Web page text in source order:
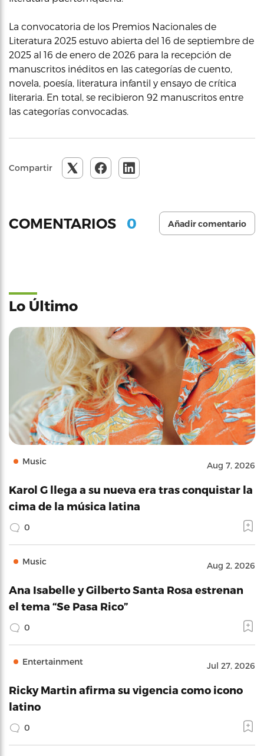
La convocatoria de los Premios Nacionales de
Literatura 2025 estuvo abierta del 16 de septiembre de
2025 al 16 de enero de 2026 para la recepción de
manuscritos inéditos en las categorías de cuento,
novela, poesía, literatura infantil y ensayo de crítica
literaria. En total, se recibieron 92 manuscritos entre
las categorías convocadas.
Compartir
COMENTARIOS 0 Añadir comentario
Lo Último
Music Aug 7, 2026
Karol G llega a su nueva era tras conquistar la
cima de la música latina
0
Music Aug 2, 2026
Ana Isabelle y Gilberto Santa Rosa estrenan
el tema “Se Pasa Rico”
0
Entertainment Jul 27, 2026
Ricky Martin afirma su vigencia como icono
latino
0